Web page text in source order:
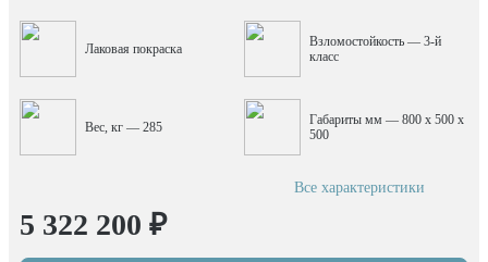
Лаковая покраска
Взломостойкость — 3-й
класс
Вес, кг — 285
Габариты мм — 800 x 500 x
500
Все характеристики
5 322 200 ₽